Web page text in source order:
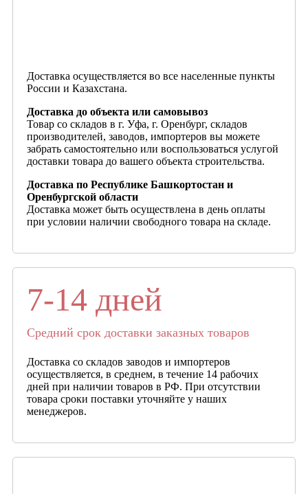
Доставка осуществляется во все населенные пункты
России и Казахстана.
Доставка до объекта или самовывоз
Товар со складов в г. Уфа, г. Оренбург, складов
производителей, заводов, импортеров вы можете
забрать самостоятельно или воспользоваться услугой
доставки товара до вашего объекта строительства.
Доставка по Республике Башкортостан и
Оренбургской области
Доставка может быть осуществлена в день оплаты
при условии наличии свободного товара на складе.
7-14 дней
Средний срок доставки заказных товаров
Доставка со складов заводов и импортеров
осуществляется, в среднем, в течение 14 рабочих
дней при наличии товаров в РФ. При отсутствии
товара сроки поставки уточняйте у наших
менеджеров.